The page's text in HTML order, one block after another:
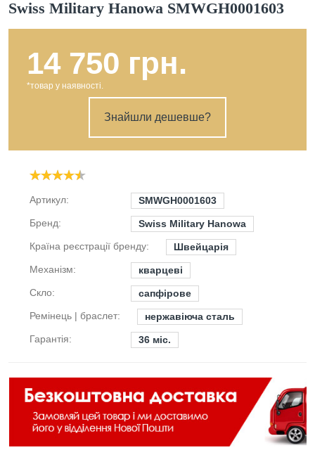
Swiss Military Hanowa SMWGH0001603
14 750 грн.
*товар у наявності.
Знайшли дешевше?
Артикул:
SMWGH0001603
Бренд:
Swiss Military Hanowa
Країна реєстрації бренду:
Швейцарія
Механізм:
кварцеві
Скло:
сапфірове
Ремінець | браслет:
нержавіюча сталь
Гарантія:
36 міс.